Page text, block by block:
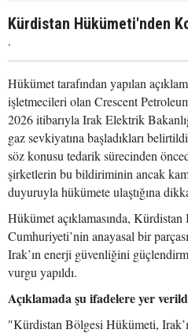
Kürdistan Hükümeti'nden
.
Hükümet tarafından yapılan
işletmecileri olan Crescent
2026 itibarıyla Irak Elektrik
gaz sevkiyatına başladıkları
söz konusu tedarik sürecinden
şirketlerin bu bildiriminin ancak
duyuruyla hükümete ulaştığına
Hükümet açıklamasında,
Cumhuriyeti’nin anayasal bir
Irak’ın enerji güvenliğini
vurgu yapıldı.
Açıklamada şu ifadelere yer
"Kürdistan Bölgesi Hükümeti,